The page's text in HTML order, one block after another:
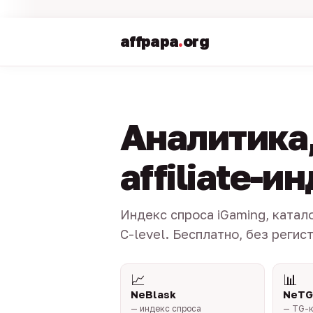
affpapa.org
affiliate-
Индекс спроса iGaming,
C-level. Бесплатно, без
📈
NeBlask
— индекс спроса
📊
— TG-